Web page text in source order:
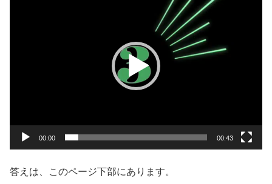
00:00 00:43
答えは、このページ下部にあります。